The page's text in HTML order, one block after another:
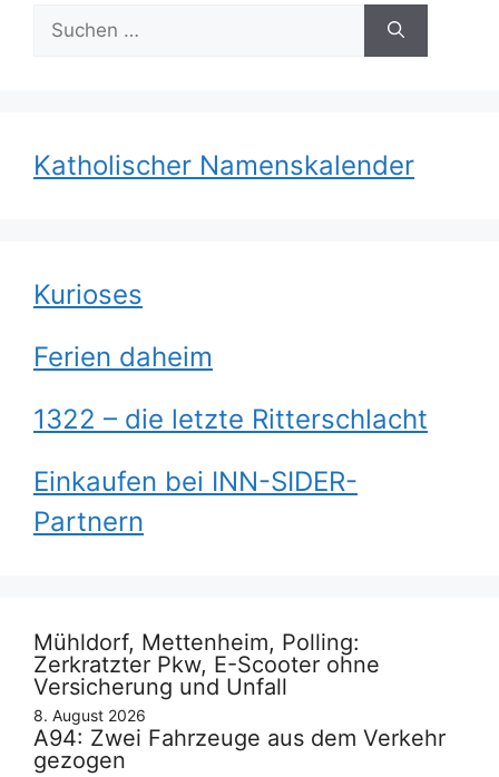
nach:
Katholischer Namenskalender
Kurioses
Ferien daheim
1322 – die letzte Ritterschlacht
Einkaufen bei INN-SIDER-
Partnern
Mühldorf, Mettenheim, Polling:
Zerkratzter Pkw, E-Scooter ohne
Versicherung und Unfall
8. August 2026
A94: Zwei Fahrzeuge aus dem Verkehr
gezogen